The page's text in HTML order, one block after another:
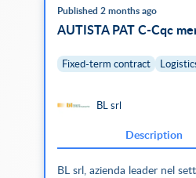
Published 2 months ago
AUTISTA PAT C-Cqc
Fixed-term contract
BL srl
Description
BL srl, azienda leader nel